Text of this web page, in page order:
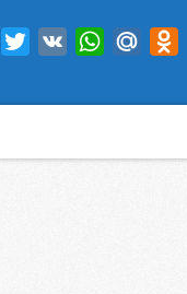
Facebook
Twitter VK WhatsApp